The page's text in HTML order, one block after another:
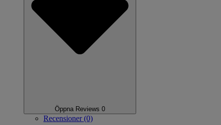
Öppna Reviews 0
Recensioner (0)